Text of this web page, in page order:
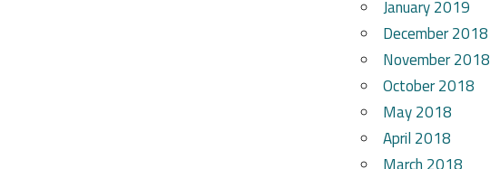
January 2019
December 2018
November 2018
October 2018
May 2018
April 2018
March 2018